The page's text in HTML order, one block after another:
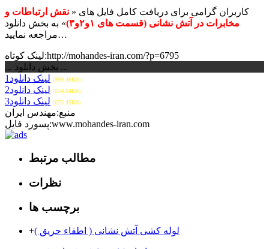
کاربران گرامی برای دریافت کامل فایل های « نقش ارتباطات و
مخابرات در آتش نشانی (قسمت های ۱و۲و۳)
» به بخش دانلود
مراجعه نمایید…
لینک کوتاه:http://mohandes-iran.com/?p=6795
... بخش دانلود ...
لینک دانلود1
(899.46Kb)
لینک دانلود2 (654.64Kb)
لینک دانلود3 (670.45Kb)
منبع:مهندس ایران
پسورد فایل:www.mohandes-iran.com
مطالب مرتبط
نظرات
برچسب ها
+لوله کشی آتش نشانی ( اطفاء حریق )